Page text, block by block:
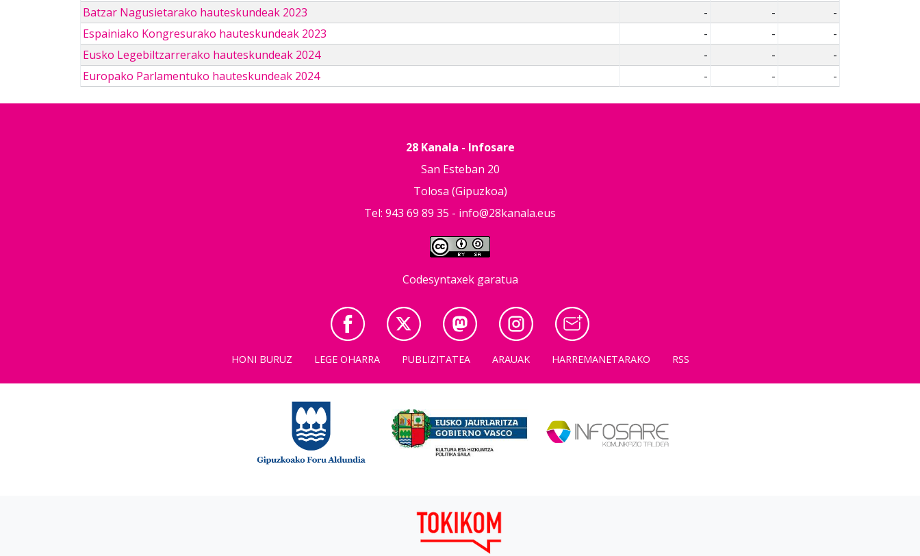
Batzar Nagusietarako hauteskundeak 2023
- -
-
Espainiako Kongresurako hauteskundeak 2023
- -
-
Eusko Legebiltzarrerako hauteskundeak 2024
- -
-
Europako Parlamentuko hauteskundeak 2024
- - -
28 Kanala - Infosare
San Esteban 20
Tolosa (Gipuzkoa)
Tel: 943 69 89 35 - info@28kanala.eus
Codesyntaxek garatua
HONI BURUZ LEGE OHARRA PUBLIZITATEA ARAUAK HARREMANETARAKO RSS